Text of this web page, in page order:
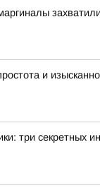
и
три секретных